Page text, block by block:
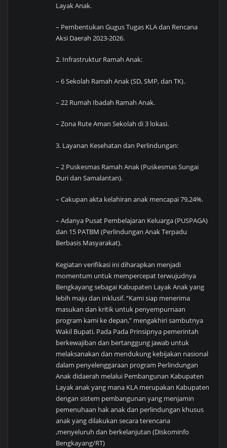
Layak Anak.
– Pembentukan Gugus Tugas KLA dan Rencana
Aksi Daerah 2023-2026.
2. Infrastruktur Ramah Anak:
– 6 Sekolah Ramah Anak (SD, SMP, dan TK).
– 22 Rumah Ibadah Ramah Anak.
– Zona Rute Aman Sekolah di 3 lokasi.
3. Layanan Kesehatan dan Perlindungan:
– 2 Puskesmas Ramah Anak (Puskesmas Sungai
Duri dan Samalantan).
– Cakupan akta kelahiran anak mencapai 79,24%.
– Adanya Pusat Pembelajaran Keluarga (PUSPAGA)
dan 15 PATBM (Perlindungan Anak Terpadu
Berbasis Masyarakat).
Kegiatan verifikasi ini diharapkan menjadi
momentum untuk mempercepat terwujudnya
Bengkayang sebagai Kabupaten Layak Anak yang
lebih maju dan inklusif. “Kami siap menerima
masukan dan kritik untuk penyempurnaan
program kami ke depan,” mengakhiri sambutnya
Wakil Bupati. Pada Pada Prinsipnya pemerintah
berkewajiban dan bertanggung jawab untuk
melaksanakan dan mendukung kebijakan nasional
dalam penyelenggaraan program Perlindungan
Anak didaerah melalui Pembangunan Kabupaten
Layak anak yang mana KLA merupakan Kabupaten
dengan sistem pembangunan yang menjamin
pemenuhaan hak anak dan perlindungan khusus
anak yang dilakukan secara terencana
,menyeluruh dan berkelanjutan (Diskominfo
Bengkayang/RT)